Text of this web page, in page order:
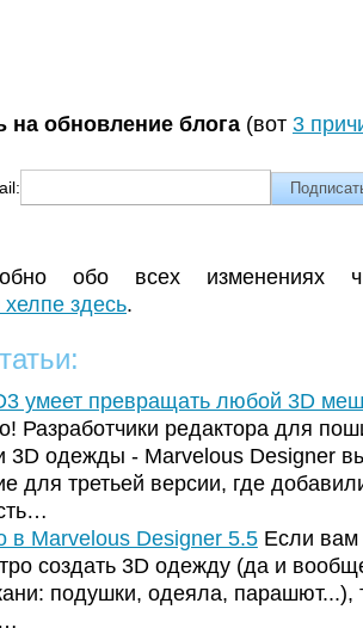
на обновление блога (вот 3
обо всех изменениях
здесь.
умеет превращать любой 3D
Разработчики редактора для
3D одежды - Marvelous Designer
для третьей версии, где
в Marvelous Designer 5.5Если вам
создать 3D одежду (да и
подушки, одеяла, парашют...),